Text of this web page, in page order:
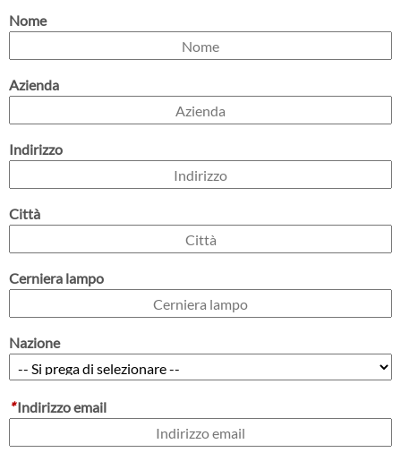
Nome
Azienda
Indirizzo
Città
Cerniera lampo
Nazione
*Indirizzo email